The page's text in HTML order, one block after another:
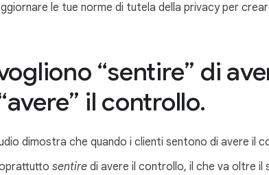
le tue norme di tutela della privacy per
“sentire” di
il controllo.
dimostra che quando i clienti sentono di avere il
sentire di avere il controllo, il che va oltre il